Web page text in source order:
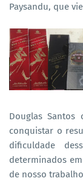
Paysandu, que
Douglas Santos
conquistar o
dificuldade
determinados
de nosso